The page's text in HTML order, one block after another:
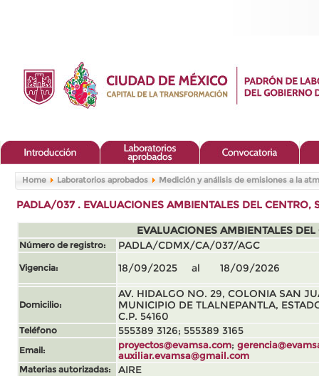
Home Laboratorios aprobados Medición y análisis de emisiones a la
PADLA/037 . EVALUACIONES AMBIENTALES DEL CENTRO,
EVALUACIONES AMBIENTALES DEL
Número de registro: PADLA/CDMX/CA/037/AGC
Vigencia: 18/09/2025 al 18/09/2026
Domicilio:
AV. HIDALGO NO. 29, COLONIA SAN
MUNICIPIO DE TLALNEPANTLA,
C.P. 54160
Teléfono 555389 3126; 555389 3165
Email: proyectos@evamsa.com;
auxiliar.evamsa@gmail.com
Materias autorizadas:
AIRE